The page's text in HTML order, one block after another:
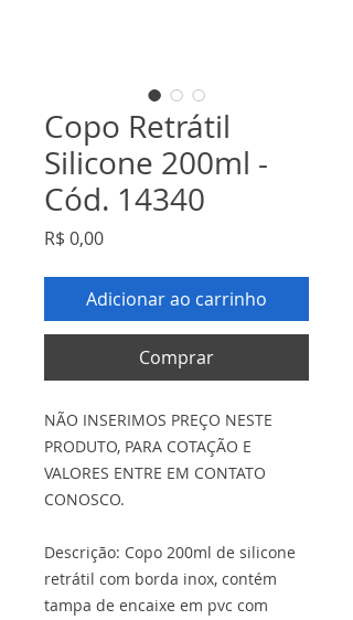
Copo Retrátil
Silicone 200ml -
Cód. 14340
R$ 0,00Preço
Adicionar ao carrinho
Comprar
NÃO INSERIMOS PREÇO NESTE
PRODUTO, PARA COTAÇÃO E
VALORES ENTRE EM CONTATO
CONOSCO.
Descrição: Copo 200ml de silicone
retrátil com borda inox, contém
tampa de encaixe em pvc com